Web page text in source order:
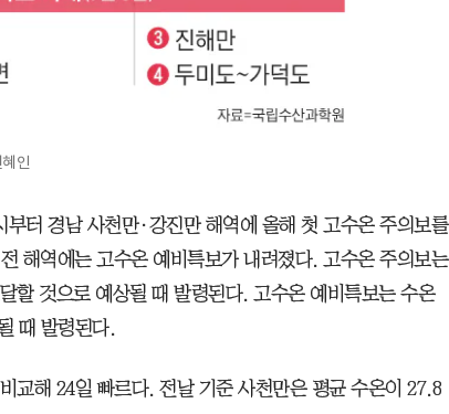
인
부터 경남 사천만·강진만 해역에 올해 첫 고수온 주의보를
해역에는 고수온 예비특보가 내려졌다. 고수온 주의보는
할 것으로 예상될 때 발령된다. 고수온 예비특보는 수온
때 발령된다.
교해 24일 빠르다. 전날 기준 사천만은 평균 수온이 27.8